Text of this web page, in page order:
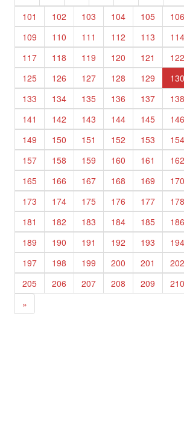
101
102 103 104 105 106
109
110 111 112 113 114
117
118 119 120 121 122
125
126 127 128 129 130
133
134 135 136 137 138
141
142 143 144 145 146
149
150 151 152 153 154
157
158 159 160 161 162
165
166 167 168 169 170
173
174 175 176 177 178
181
182 183 184 185 186
189
190 191 192 193 194
197
198 199 200 201 202
205
206 207 208 209 210
»